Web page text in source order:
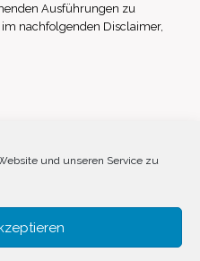
und unseren Service zu
Ausführungen zu
nachfolgenden Disclaimer,
Disclaimer